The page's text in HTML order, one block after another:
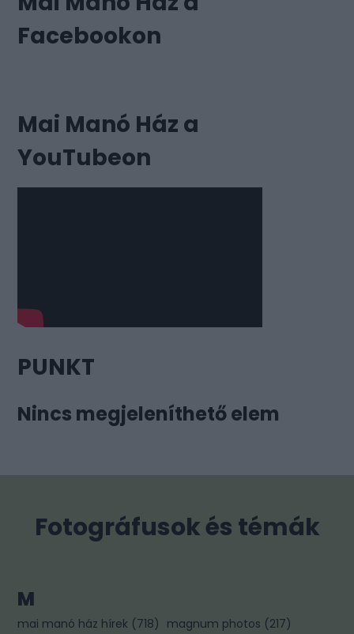
Facebookon
Mai Manó Ház a
YouTubeon
PUNKT
Nincs megjeleníthető elem
Fotográfusok és témák
M
mai manó ház hírek (718) magnum photos (217)